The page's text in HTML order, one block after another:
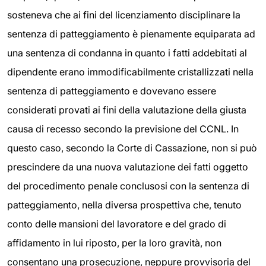
sosteneva che ai fini del licenziamento disciplinare la
sentenza di patteggiamento è pienamente equiparata ad
una sentenza di condanna in quanto i fatti addebitati al
dipendente erano immodificabilmente cristallizzati nella
sentenza di patteggiamento e dovevano essere
considerati provati ai fini della valutazione della giusta
causa di recesso secondo la previsione del CCNL. In
questo caso, secondo la Corte di Cassazione, non si può
prescindere da una nuova valutazione dei fatti oggetto
del procedimento penale conclusosi con la sentenza di
patteggiamento, nella diversa prospettiva che, tenuto
conto delle mansioni del lavoratore e del grado di
affidamento in lui riposto, per la loro gravità, non
consentano una prosecuzione, neppure provvisoria del